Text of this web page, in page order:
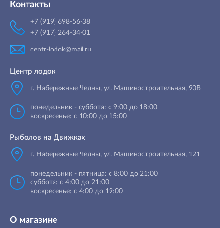
Контакты
+7 (919) 698-56-38
+7 (917) 264-34-01
centr-lodok@mail.ru
Центр лодок
г. Набережные Челны, ул. Машиностроительная, 90B
понедельник - суббота: с 9:00 до 18:00
воскресенье: с 10:00 до 15:00
Рыболов на Движках
г. Набережные Челны, ул. Машиностроительная, 121
понедельник - пятница: с 8:00 до 21:00
суббота: с 4:00 до 21:00
воскресенье: с 4:00 до 19:00
О магазине